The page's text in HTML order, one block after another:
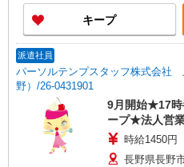
OK！
キープ
派遣社員
パーソルテンプスタッフ株式会社
野）/26-0431901
9月開始★17時
ープ★法人営
時給1450円
長野県長野